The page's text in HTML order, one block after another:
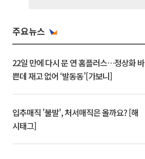
주요뉴스
22일 만에 다시 문 연 홈플러스…정상화 바
쁜데 재고 없어 ‘발동동’[가보니]
입추매직 '불발', 처서매직은 올까요? [해
시태그]